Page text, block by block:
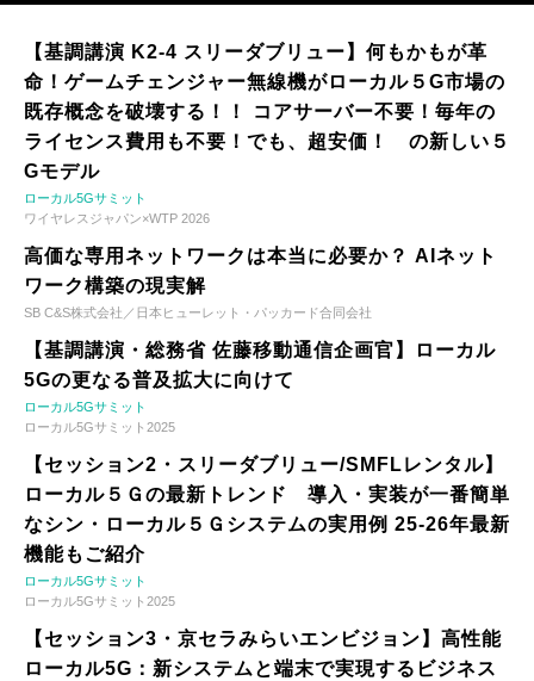
【基調講演 K2-4 スリーダブリュー】何もかもが革
命！ゲームチェンジャー無線機がローカル５G市場の
既存概念を破壊する！！ コアサーバー不要！毎年の
ライセンス費用も不要！でも、超安価！ の新しい５
Gモデル
ローカル5Gサミット
ワイヤレスジャパン×WTP 2026
高価な専用ネットワークは本当に必要か？ AIネット
ワーク構築の現実解
SB C&S株式会社／日本ヒューレット・パッカード合同会社
【基調講演・総務省 佐藤移動通信企画官】ローカル
5Gの更なる普及拡大に向けて
ローカル5Gサミット
ローカル5Gサミット2025
【セッション2・スリーダブリュー/SMFLレンタル】
ローカル５Ｇの最新トレンド 導入・実装が一番簡単
なシン・ローカル５Ｇシステムの実用例 25-26年最新
機能もご紹介
ローカル5Gサミット
ローカル5Gサミット2025
【セッション3・京セラみらいエンビジョン】高性能
ローカル5G：新システムと端末で実現するビジネス